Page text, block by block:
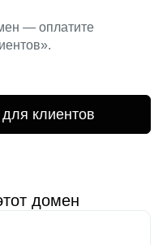
— оплатите
клиентов
домен